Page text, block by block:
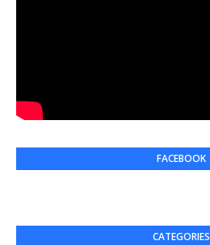
FACEBOOK
CATEGORIES